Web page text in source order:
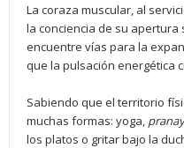
La coraza muscular, al
la conciencia de su
encuentre vías para la
que la pulsación energética
Sabiendo que el territorio
muchas formas: yoga,
los platos o gritar bajo la